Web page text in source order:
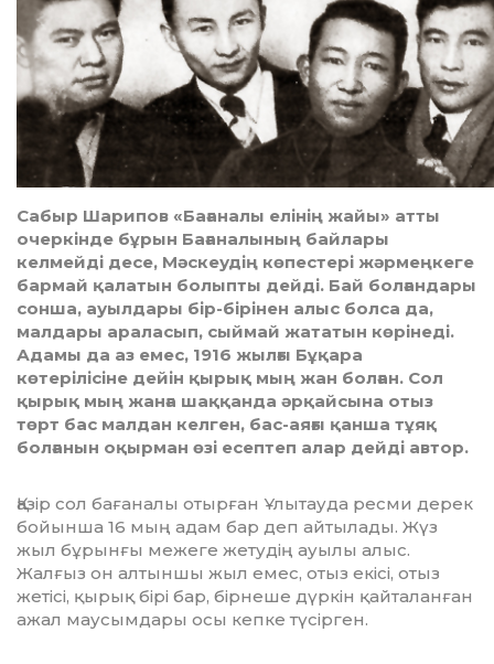
Сабыр Шарипов «Бағаналы елінің жайы» атты
очеркінде бұрын Бағана­лының байлары
келмейді десе, Мәскеудің көпестері жәрмеңкеге
бармай қалатын болыпты дейді. Бай болғандары
сонша, ауылдары бір-бірінен алыс болса да,
малдары араласып, сыймай жататын көрінеді.
Адамы да аз емес, 1916 жылғы Бұқара
көтерілісіне дейін қырық мың жан болған. Сол
қырық мың жанға шаққанда әрқайсына отыз
төрт бас малдан келген, бас-аяғы қанша тұяқ
болғанын оқырман өзі есептеп алар дейді автор.
Қазір сол бағаналы отырған Ұлытауда ресми дерек
бойынша 16 мың адам бар деп ай­тылады. Жүз
жыл бұрынғы межеге жету­дің ауылы алыс.
Жалғыз он алтыншы жыл емес, отыз екісі, отыз
жетісі, қырық бірі бар, бір­неше дүркін қайталанған
ажал маусымдары осы кепке түсірген.